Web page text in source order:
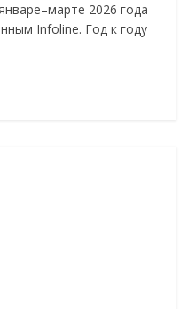
2026 года
Infoline. Год к году